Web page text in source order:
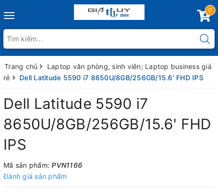
Toggle
0
Trang chủ
Laptop văn phòng, sinh viên; Laptop business giá
rẻ
Dell Latitude 5590 i7 8650U/8GB/256GB/15.6' FHD IPS
Dell Latitude 5590 i7
8650U/8GB/256GB/15.6' FHD
IPS
Mã sản phẩm:PVN1166
Đánh giá sản phẩm